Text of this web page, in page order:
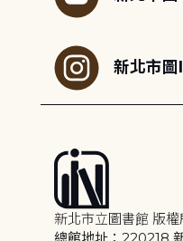
新北市圖
新北市立圖書館 版權